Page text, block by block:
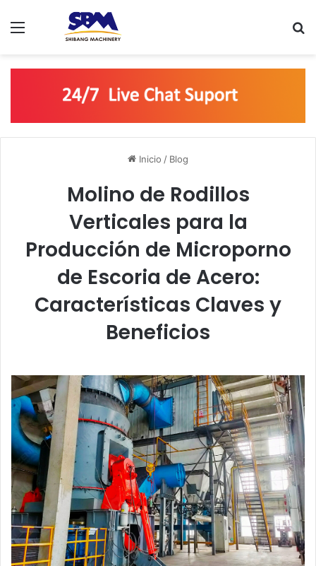
Inicio / Blog
Molino de Rodillos
Verticales para la
Producción de Microporno
de Escoria de Acero:
Características Claves y
Beneficios